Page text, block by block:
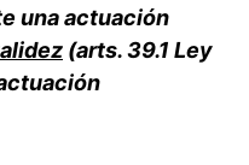
una actuación
(arts. 39.1 Ley